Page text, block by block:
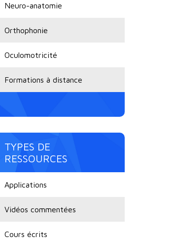
Neuro-anatomie
Orthophonie
Oculomotricité
Formations à distance
TYPES DE
RESSOURCES
Applications
Vidéos commentées
Cours écrits